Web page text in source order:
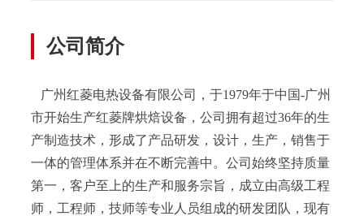
公司简介
广州红菱电热设备有限公司，于1979年于中国-广州
市开始生产红菱牌烘焙设备，公司拥有超过36年的生
产制造技术，形成了产品研发，设计，生产，销售于
一体的管理体系并在不断完善中。公司始终坚持质量
第一，客户至上的生产和服务宗旨，成立由高级工程
师，工程师，技师等专业人员组成的研发团队，现有